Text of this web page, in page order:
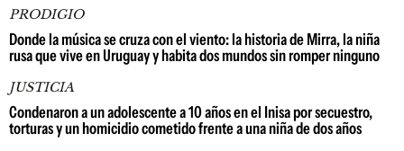
PRODIGIO
Donde la música se cruza con el viento: la historia de Mirra, la niña
rusa que vive en Uruguay y habita dos mundos sin romper ninguno
JUSTICIA
Condenaron a un adolescente a 10 años en el Inisa por secuestro,
torturas y un homicidio cometido frente a una niña de dos años